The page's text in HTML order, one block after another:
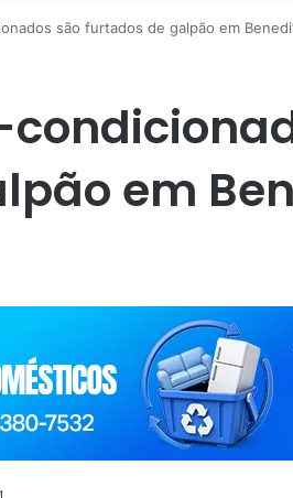
são furtados de galpão em
em